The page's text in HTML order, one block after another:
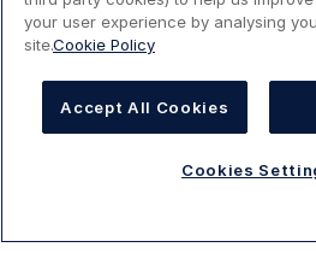
Politique Cookies
Cookies Settings
your user experience by analysing
site.Cookie Policy
Accept All Cookies
Cookies